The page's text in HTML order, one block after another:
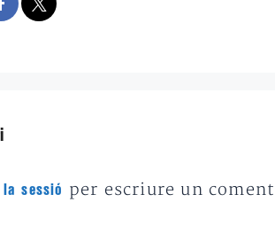
sessió per escriure un